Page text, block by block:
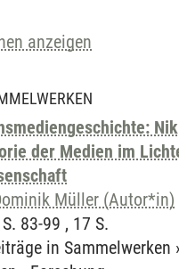
anzeigen
der Medien im
Müller (Autor*in)
83-99 , 17 S.
in Sammelwerken ›